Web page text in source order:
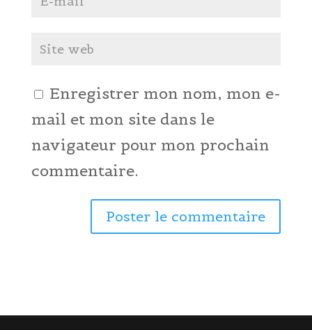
Enregistrer mon nom, mon e-
mail et mon site dans le
navigateur pour mon prochain
commentaire.